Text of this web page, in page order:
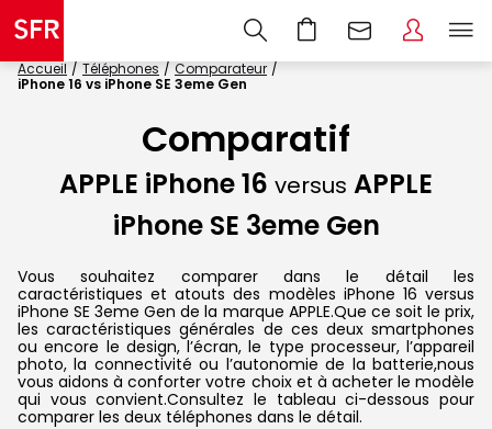
Accueil Téléphones
Comparateur
iPhone 16 vs iPhone SE 3eme Gen
Comparatif
APPLE iPhone 16 versus APPLE
iPhone SE 3eme Gen
Vous souhaitez comparer dans le détail les
caractéristiques et atouts des modèles iPhone 16 versus
iPhone SE 3eme Gen de la marque APPLE.Que ce soit le prix,
les caractéristiques générales de ces deux smartphones
ou encore le design, l’écran, le type processeur, l’appareil
photo, la connectivité ou l’autonomie de la batterie,nous
vous aidons à conforter votre choix et à acheter le modèle
qui vous convient.Consultez le tableau ci-dessous pour
comparer les deux téléphones dans le détail.